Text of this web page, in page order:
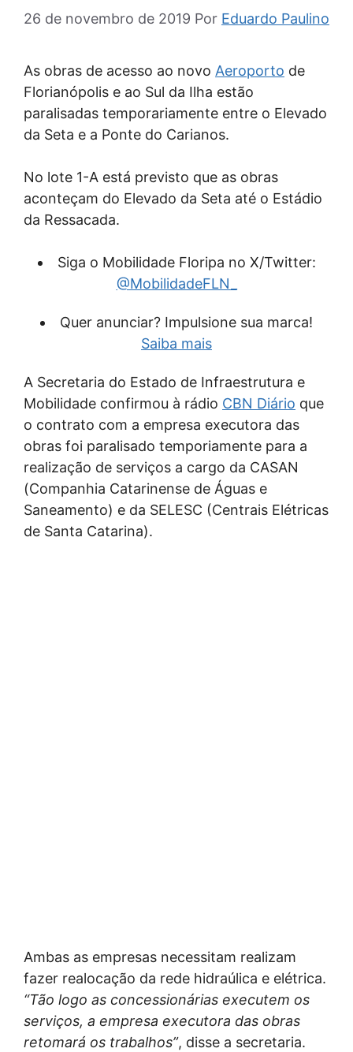
26 de novembro de 2019 Por Eduardo Paulino
As obras de acesso ao novo Aeroporto de
Florianópolis e ao Sul da Ilha estão
paralisadas temporariamente entre o Elevado
da Seta e a Ponte do Carianos.
No lote 1-A está previsto que as obras
aconteçam do Elevado da Seta até o Estádio
da Ressacada.
Siga o Mobilidade Floripa no X/Twitter:
@MobilidadeFLN_
Quer anunciar? Impulsione sua marca!
Saiba mais
A Secretaria do Estado de Infraestrutura e
Mobilidade confirmou à rádio CBN Diário que
o contrato com a empresa executora das
obras foi paralisado temporiamente para a
realização de serviços a cargo da CASAN
(Companhia Catarinense de Águas e
Saneamento) e da SELESC (Centrais Elétricas
de Santa Catarina).
Ambas as empresas necessitam realizam
fazer realocação da rede hidraúlica e elétrica.
“Tão logo as concessionárias executem os
serviços, a empresa executora das obras
retomará os trabalhos”, disse a secretaria.